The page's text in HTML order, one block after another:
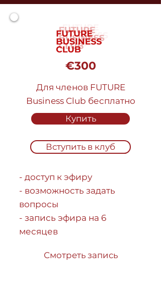
€300
Для членов FUTURE
Business Club бесплатно
Купить
Вступить в клуб
- доступ к эфиру
- возможность задать
вопросы
- запись эфира на 6
месяцев
Смотреть запись